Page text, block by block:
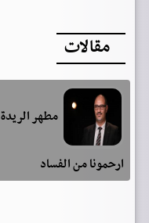
مقالات
مطهر الريدة
ارحمونا من الفساد